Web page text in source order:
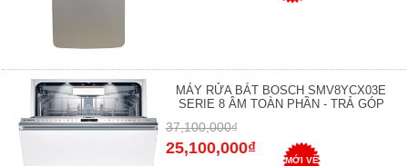
MÁY RỬA BÁT BOSCH SMV8YCX03E
SERIE 8 ÂM TOÀN PHẦN - TRẢ GÓP
37,100,000₫
25,100,000₫
MỚI VỀ